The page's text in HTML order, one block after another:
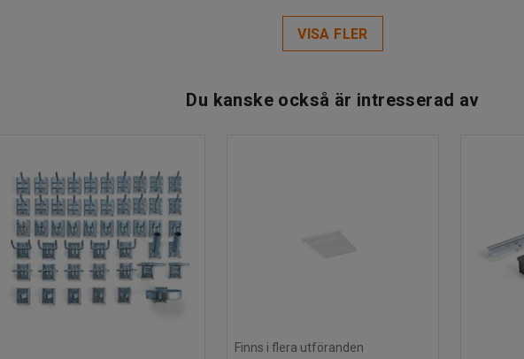
VISA FLER
Du kanske också är intresserad av
Finns i flera utföranden